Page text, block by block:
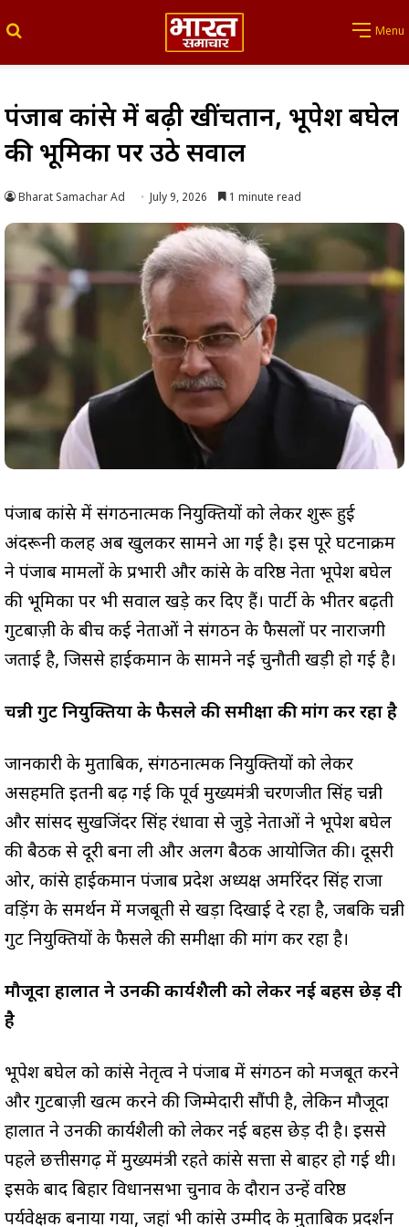
Menu
पंजाब कांग्रेस में बढ़ी खींचतान, भूपेश बघेल
की भूमिका पर उठे सवाल
Bharat Samachar Ad July 9, 2026 1 minute read
पंजाब कांग्रेस में संगठनात्मक नियुक्तियों को लेकर शुरू हुई
अंदरूनी कलह अब खुलकर सामने आ गई है। इस पूरे घटनाक्रम
ने पंजाब मामलों के प्रभारी और कांग्रेस के वरिष्ठ नेता भूपेश बघेल
की भूमिका पर भी सवाल खड़े कर दिए हैं। पार्टी के भीतर बढ़ती
गुटबाज़ी के बीच कई नेताओं ने संगठन के फैसलों पर नाराजगी
जताई है, जिससे हाईकमान के सामने नई चुनौती खड़ी हो गई है।
चन्नी गुट नियुक्तियों के फैसले की समीक्षा की मांग कर रहा है
जानकारी के मुताबिक, संगठनात्मक नियुक्तियों को लेकर
असहमति इतनी बढ़ गई कि पूर्व मुख्यमंत्री चरणजीत सिंह चन्नी
और सांसद सुखजिंदर सिंह रंधावा से जुड़े नेताओं ने भूपेश बघेल
की बैठक से दूरी बना ली और अलग बैठक आयोजित की। दूसरी
ओर, कांग्रेस हाईकमान पंजाब प्रदेश अध्यक्ष अमरिंदर सिंह राजा
वड़िंग के समर्थन में मजबूती से खड़ा दिखाई दे रहा है, जबकि चन्नी
गुट नियुक्तियों के फैसले की समीक्षा की मांग कर रहा है।
मौजूदा हालात ने उनकी कार्यशैली को लेकर नई बहस छेड़ दी
है
भूपेश बघेल को कांग्रेस नेतृत्व ने पंजाब में संगठन को मजबूत करने
और गुटबाज़ी खत्म करने की जिम्मेदारी सौंपी है, लेकिन मौजूदा
हालात ने उनकी कार्यशैली को लेकर नई बहस छेड़ दी है। इससे
पहले छत्तीसगढ़ में मुख्यमंत्री रहते कांग्रेस सत्ता से बाहर हो गई थी।
इसके बाद बिहार विधानसभा चुनाव के दौरान उन्हें वरिष्ठ
पर्यवेक्षक बनाया गया, जहां भी कांग्रेस उम्मीद के मुताबिक प्रदर्शन